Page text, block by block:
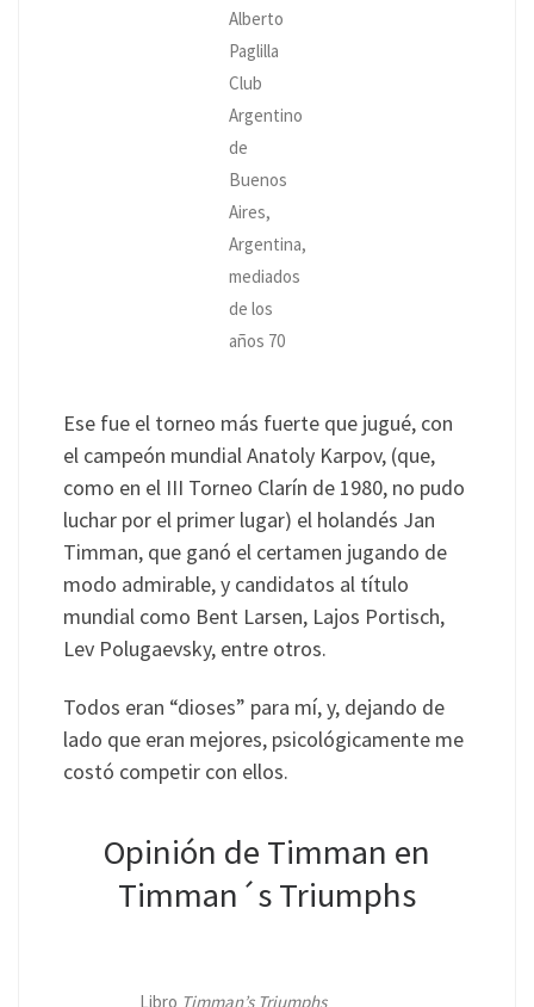
Alberto
Paglilla
Club
Argentino
de
Buenos
Aires,
Argentina,
mediados
de los
años 70
Ese fue el torneo más fuerte que jugué, con
el campeón mundial Anatoly Karpov, (que,
como en el III Torneo Clarín de 1980, no pudo
luchar por el primer lugar) el holandés Jan
Timman, que ganó el certamen jugando de
modo admirable, y candidatos al título
mundial como Bent Larsen, Lajos Portisch,
Lev Polugaevsky, entre otros.
Todos eran “dioses” para mí, y, dejando de
lado que eran mejores, psicológicamente me
costó competir con ellos.
Opinión de Timman en
Timman´s Triumphs
Libro Timman’s Triumphs